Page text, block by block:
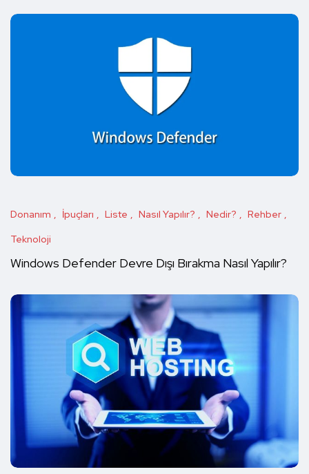
Donanım İpuçları Liste Nasıl Yapılır? Nedir?
Rehber
Teknoloji
Windows Defender Devre Dışı Bırakma Nasıl Yapılır?